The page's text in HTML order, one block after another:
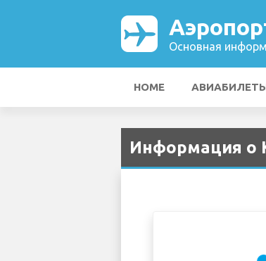
Основная
HOME
Информация о